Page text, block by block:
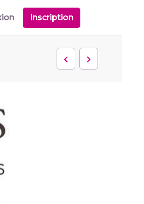
Inscription